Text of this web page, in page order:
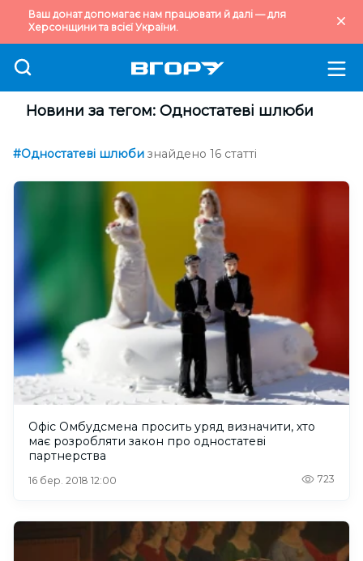
Ваш донат допомагає нам працювати й далі — для
Херсонщини та всієї України.
Новини за тегом: Одностатеві шлюби
#Одностатеві шлюби знайдено 16 статті
Офіс Омбудсмена просить уряд визначити, хто
має розробляти закон про одностатеві
партнерства
16 бер. 2018 12:00 723